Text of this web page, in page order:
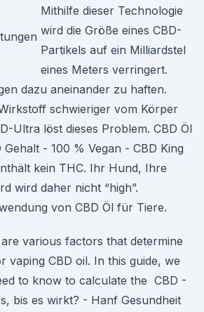
Mithilfe dieser Technologie
wird die Größe eines CBD-
Partikels auf ein Milliardstel
eines Meters verringert.
dazu aneinander zu haften.
schwieriger vom Körper
Ultra löst dieses Problem. CBD Öl
Gehalt - 100 % Vegan - CBD King
kein THC. Ihr Hund, Ihre
wird daher nicht “high”.
von CBD Öl für Tiere.
various factors that determine
vaping CBD oil. In this guide, we
to know to calculate the CBD -
bis es wirkt? - Hanf Gesundheit